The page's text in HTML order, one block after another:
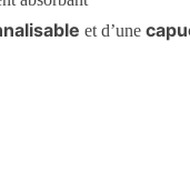
et d’une